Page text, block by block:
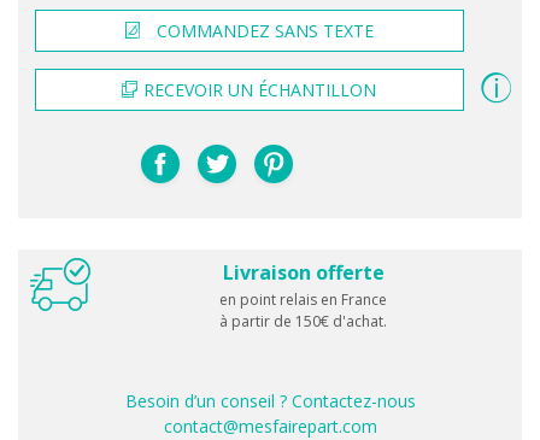
COMMANDEZ SANS TEXTE
RECEVOIR UN ÉCHANTILLON
Livraison offerte
en point relais en France
à partir de 150€ d'achat.
Besoin d’un conseil ? Contactez-nous
contact@mesfairepart.com